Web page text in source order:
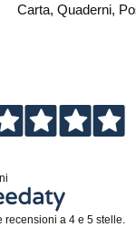
Carta, Quaderni,
recensioni a 4 e 5 stelle.